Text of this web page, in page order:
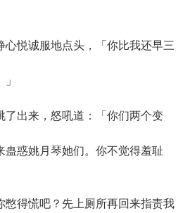
悦诚服地点头，「你比我还早三
出来，怒吼道：「你们两个变
蛊惑姚月琴她们。你不觉得羞耻
得慌吧？先上厕所再回来指责我